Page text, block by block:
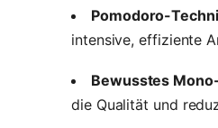
Pomodoro-
intensive, effiziente
Bewusstes
die Qualität und